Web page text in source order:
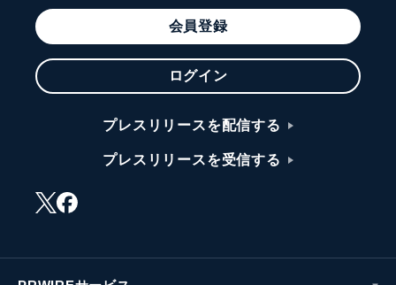
会員登録
ログイン
プレスリリースを配信する
プレスリリースを受信する